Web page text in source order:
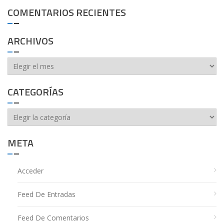
COMENTARIOS RECIENTES
ARCHIVOS
Archivos
CATEGORÍAS
Categorías
META
Acceder
Feed De Entradas
Feed De Comentarios